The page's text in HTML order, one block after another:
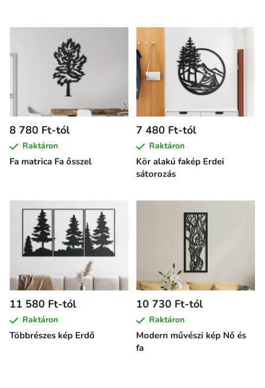
Fa matrica Fa ősszel
8 780 Ft-tól
Raktáron
Kör alakú fakép Erdei
sátorozás
7 480 Ft-tól
Raktáron
Többrészes kép Erdő
11 580 Ft-tól
Raktáron
Modern művészi kép Nő és
fa
10 730 Ft-tól
Raktáron